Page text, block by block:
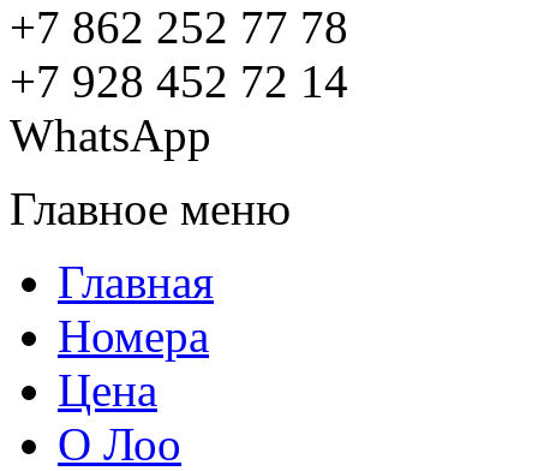
+7 862 252 77 78
+7 928 452 72 14
WhatsApp
Главное меню
Главная
Номера
Цена
О Лоо